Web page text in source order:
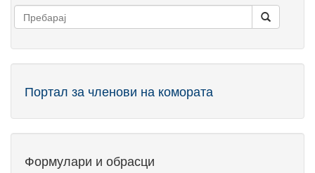
Портал за членови на комората
Формулари и обрасци